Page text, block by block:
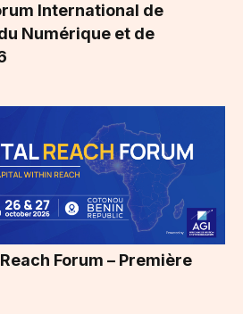
International de
Numérique et de
Forum – Première